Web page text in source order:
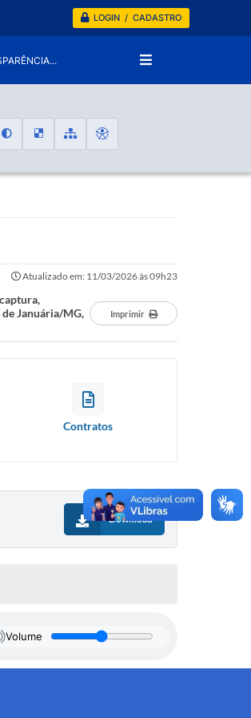
LOGIN / CADASTRO
Atualizado em: 11/03/2026 às 09h23
Januária/MG,
Imprimir
Contratos
Download
Volume